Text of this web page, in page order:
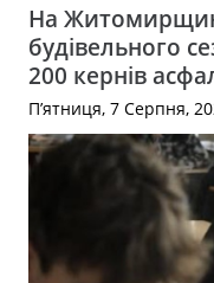
На
будівельного
200 кернів
П’ятниця, 7 Серпня,